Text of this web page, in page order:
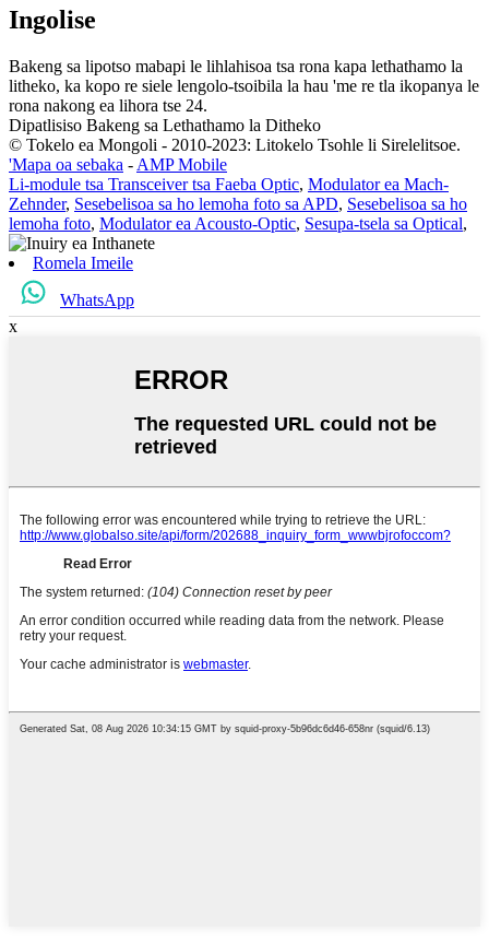
Ingolise
Bakeng sa lipotso mabapi le lihlahisoa tsa rona kapa lethathamo la
litheko, ka kopo re siele lengolo-tsoibila la hau 'me re tla ikopanya le
rona nakong ea lihora tse 24.
Dipatlisiso Bakeng sa Lethathamo la Ditheko
© Tokelo ea Mongoli - 2010-2023: Litokelo Tsohle li Sirelelitsoe.
'Mapa oa sebaka - AMP Mobile
Li-module tsa Transceiver tsa Faeba Optic, Modulator ea Mach-
Zehnder, Sesebelisoa sa ho lemoha foto sa APD, Sesebelisoa sa ho
lemoha foto, Modulator ea Acousto-Optic, Sesupa-tsela sa Optical,
Romela Imeile
WhatsApp
x